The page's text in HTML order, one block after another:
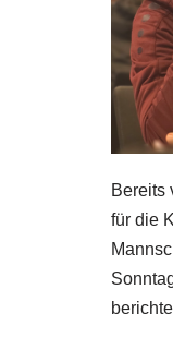
Bereits
für die